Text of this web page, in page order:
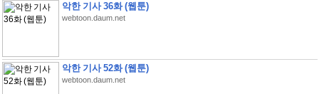
악한 기사 36화 (웹툰)
webtoon.daum.net
악한 기사 52화 (웹툰)
webtoon.daum.net